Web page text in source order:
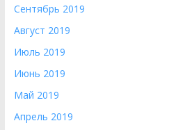
Сентябрь 2019
Август 2019
Июль 2019
Июнь 2019
Май 2019
Апрель 2019